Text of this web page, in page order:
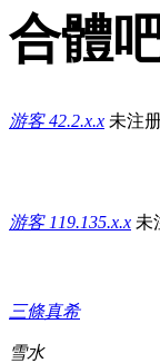
合體
游客42.2.x.x 未注
游客 119.135.x.x 未
三條真希
雪水